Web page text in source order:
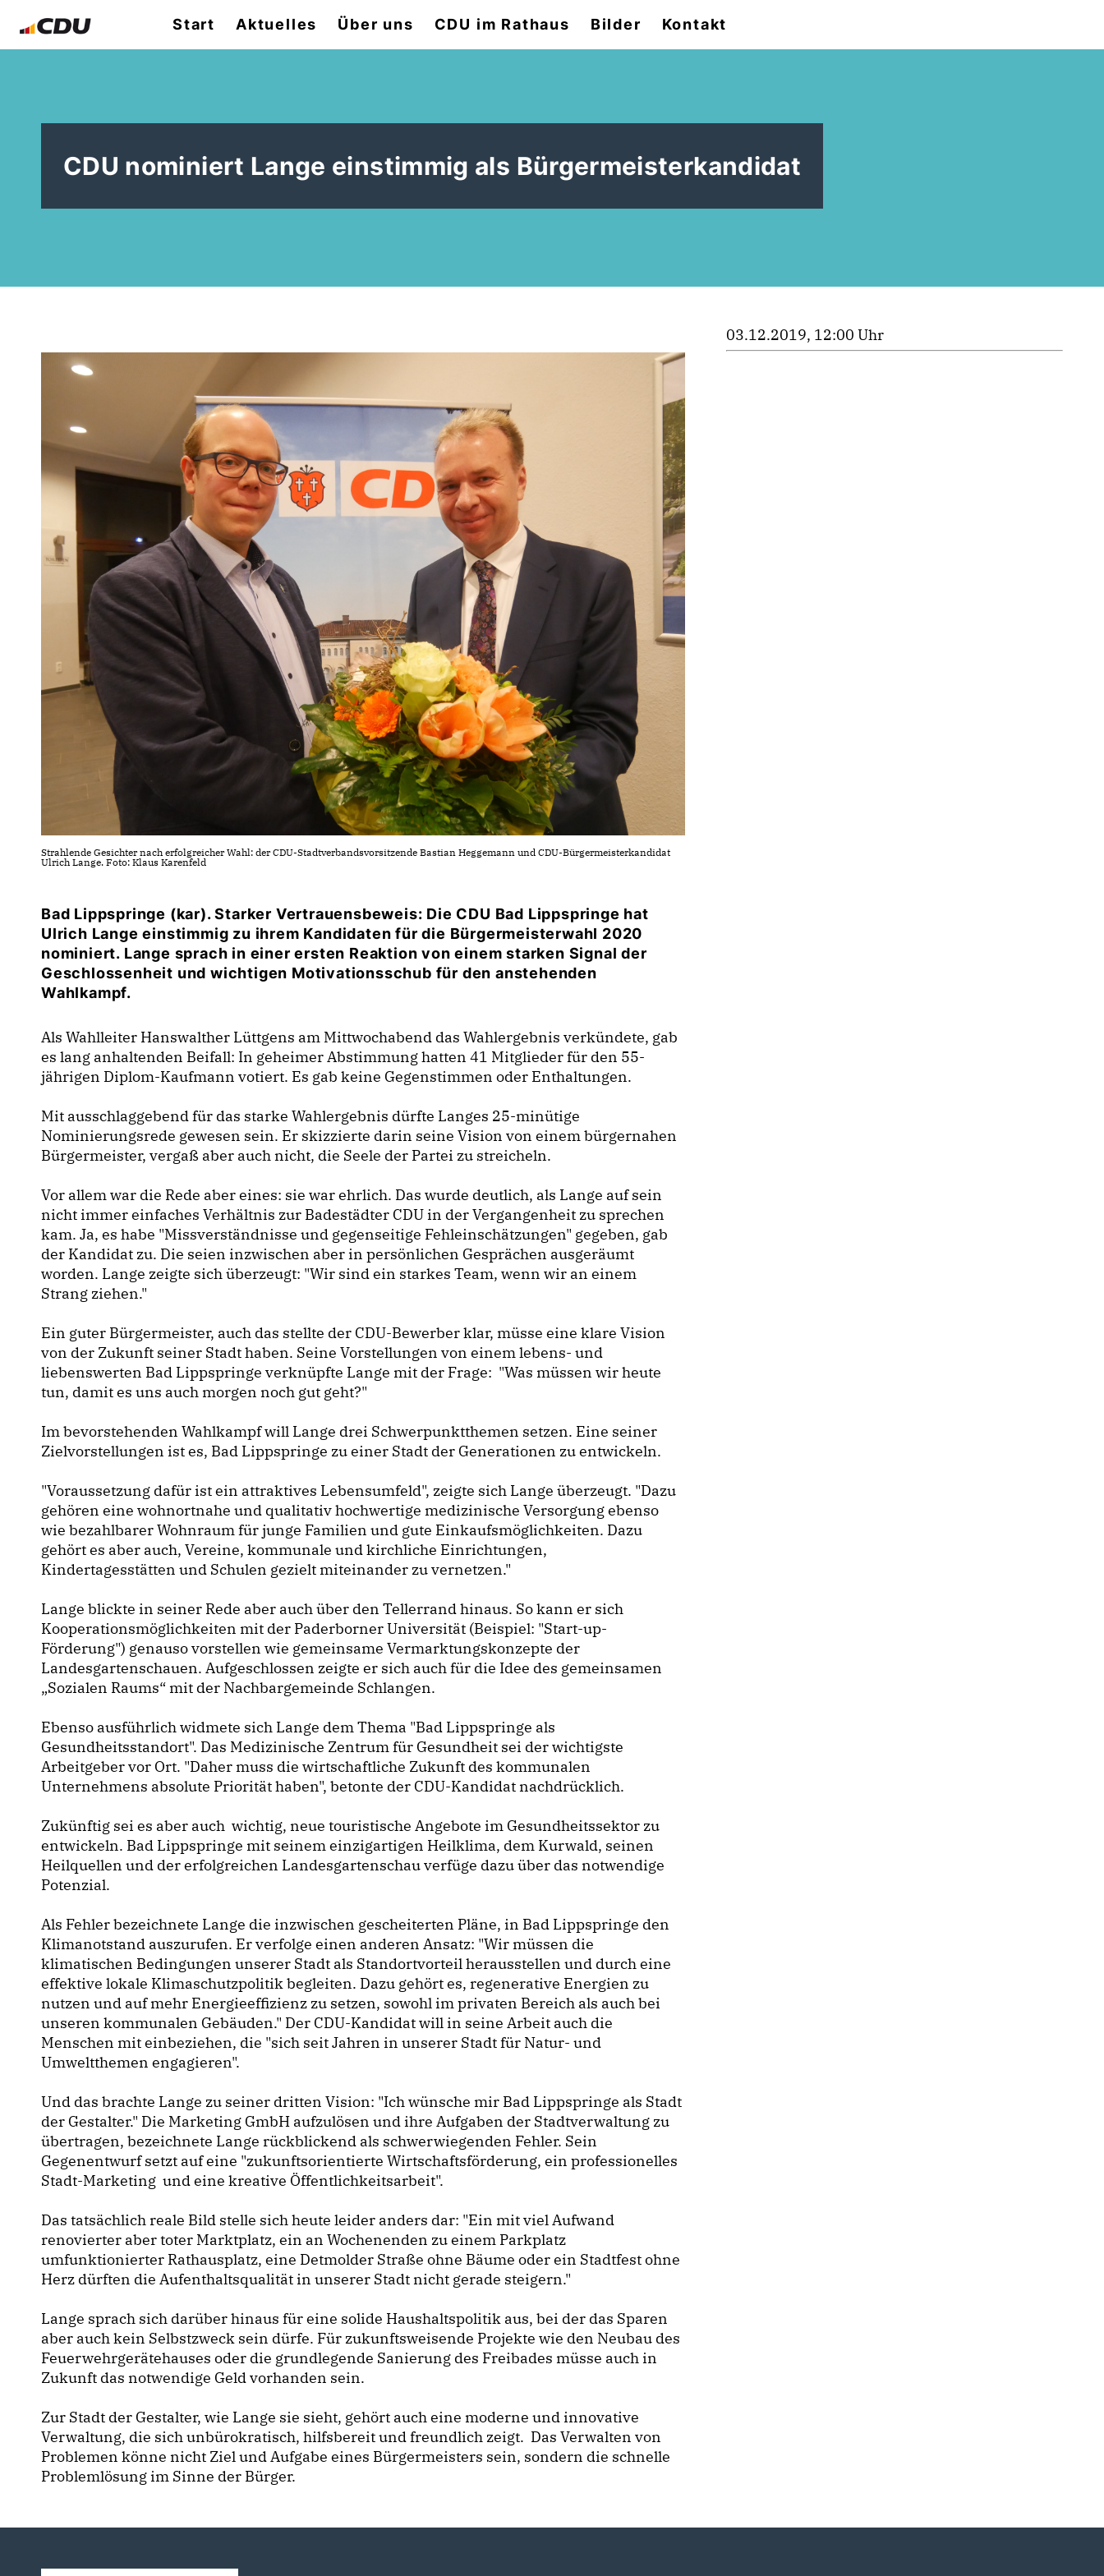
Start Aktuelles Über uns CDU im Rathaus Bilder Kontakt
CDU nominiert Lange einstimmig als Bürgermeisterkandidat
Strahlende Gesichter nach erfolgreicher Wahl: der CDU-Stadtverbandsvorsitzende Bastian Heggemann und CDU-Bürgermeisterkandidat
Ulrich Lange. Foto: Klaus Karenfeld
Bad Lippspringe (kar). Starker Vertrauensbeweis: Die CDU Bad Lippspringe hat
Ulrich Lange einstimmig zu ihrem Kandidaten für die Bürgermeisterwahl 2020
nominiert. Lange sprach in einer ersten Reaktion von einem starken Signal der
Geschlossenheit und wichtigen Motivationsschub für den anstehenden
Wahlkampf.
Als Wahlleiter Hanswalther Lüttgens am Mittwochabend das Wahlergebnis verkündete, gab
es lang anhaltenden Beifall: In geheimer Abstimmung hatten 41 Mitglieder für den 55-
jährigen Diplom-Kaufmann votiert. Es gab keine Gegenstimmen oder Enthaltungen.
Mit ausschlaggebend für das starke Wahlergebnis dürfte Langes 25-minütige
Nominierungsrede gewesen sein. Er skizzierte darin seine Vision von einem bürgernahen
Bürgermeister, vergaß aber auch nicht, die Seele der Partei zu streicheln.
Vor allem war die Rede aber eines: sie war ehrlich. Das wurde deutlich, als Lange auf sein
nicht immer einfaches Verhältnis zur Badestädter CDU in der Vergangenheit zu sprechen
kam. Ja, es habe "Missverständnisse und gegenseitige Fehleinschätzungen" gegeben, gab
der Kandidat zu. Die seien inzwischen aber in persönlichen Gesprächen ausgeräumt
worden. Lange zeigte sich überzeugt: "Wir sind ein starkes Team, wenn wir an einem
Strang ziehen."
Ein guter Bürgermeister, auch das stellte der CDU-Bewerber klar, müsse eine klare Vision
von der Zukunft seiner Stadt haben. Seine Vorstellungen von einem lebens- und
liebenswerten Bad Lippspringe verknüpfte Lange mit der Frage: "Was müssen wir heute
tun, damit es uns auch morgen noch gut geht?"
Im bevorstehenden Wahlkampf will Lange drei Schwerpunktthemen setzen. Eine seiner
Zielvorstellungen ist es, Bad Lippspringe zu einer Stadt der Generationen zu entwickeln.
"Voraussetzung dafür ist ein attraktives Lebensumfeld", zeigte sich Lange überzeugt. "Dazu
gehören eine wohnortnahe und qualitativ hochwertige medizinische Versorgung ebenso
wie bezahlbarer Wohnraum für junge Familien und gute Einkaufsmöglichkeiten. Dazu
gehört es aber auch, Vereine, kommunale und kirchliche Einrichtungen,
Kindertagesstätten und Schulen gezielt miteinander zu vernetzen."
Lange blickte in seiner Rede aber auch über den Tellerrand hinaus. So kann er sich
Kooperationsmöglichkeiten mit der Paderborner Universität (Beispiel: "Start-up-
Förderung") genauso vorstellen wie gemeinsame Vermarktungskonzepte der
Landesgartenschauen. Aufgeschlossen zeigte er sich auch für die Idee des gemeinsamen
Sozialen Raums“ mit der Nachbargemeinde Schlangen.
Ebenso ausführlich widmete sich Lange dem Thema "Bad Lippspringe als
Gesundheitsstandort". Das Medizinische Zentrum für Gesundheit sei der wichtigste
Arbeitgeber vor Ort. "Daher muss die wirtschaftliche Zukunft des kommunalen
Unternehmens absolute Priorität haben", betonte der CDU-Kandidat nachdrücklich.
Zukünftig sei es aber auch wichtig, neue touristische Angebote im Gesundheitssektor zu
entwickeln. Bad Lippspringe mit seinem einzigartigen Heilklima, dem Kurwald, seinen
Heilquellen und der erfolgreichen Landesgartenschau verfüge dazu über das notwendige
Potenzial.
Als Fehler bezeichnete Lange die inzwischen gescheiterten Pläne, in Bad Lippspringe den
Klimanotstand auszurufen. Er verfolge einen anderen Ansatz: "Wir müssen die
klimatischen Bedingungen unserer Stadt als Standortvorteil herausstellen und durch eine
effektive lokale Klimaschutzpolitik begleiten. Dazu gehört es, regenerative Energien zu
nutzen und auf mehr Energieeffizienz zu setzen, sowohl im privaten Bereich als auch bei
unseren kommunalen Gebäuden." Der CDU-Kandidat will in seine Arbeit auch die
Menschen mit einbeziehen, die "sich seit Jahren in unserer Stadt für Natur- und
Umweltthemen engagieren".
Und das brachte Lange zu seiner dritten Vision: "Ich wünsche mir Bad Lippspringe als Stadt
der Gestalter." Die Marketing GmbH aufzulösen und ihre Aufgaben der Stadtverwaltung zu
übertragen, bezeichnete Lange rückblickend als schwerwiegenden Fehler. Sein
Gegenentwurf setzt auf eine "zukunftsorientierte Wirtschaftsförderung, ein professionelles
Stadt-Marketing und eine kreative Öffentlichkeitsarbeit".
Das tatsächlich reale Bild stelle sich heute leider anders dar: "Ein mit viel Aufwand
renovierter aber toter Marktplatz, ein an Wochenenden zu einem Parkplatz
umfunktionierter Rathausplatz, eine Detmolder Straße ohne Bäume oder ein Stadtfest ohne
Herz dürften die Aufenthaltsqualität in unserer Stadt nicht gerade steigern."
Lange sprach sich darüber hinaus für eine solide Haushaltspolitik aus, bei der das Sparen
aber auch kein Selbstzweck sein dürfe. Für zukunftsweisende Projekte wie den Neubau des
Feuerwehrgerätehauses oder die grundlegende Sanierung des Freibades müsse auch in
Zukunft das notwendige Geld vorhanden sein.
Zur Stadt der Gestalter, wie Lange sie sieht, gehört auch eine moderne und innovative
Verwaltung, die sich unbürokratisch, hilfsbereit und freundlich zeigt. Das Verwalten von
Problemen könne nicht Ziel und Aufgabe eines Bürgermeisters sein, sondern die schnelle
Problemlösung im Sinne der Bürger.
03.12.2019, 12:00 Uhr